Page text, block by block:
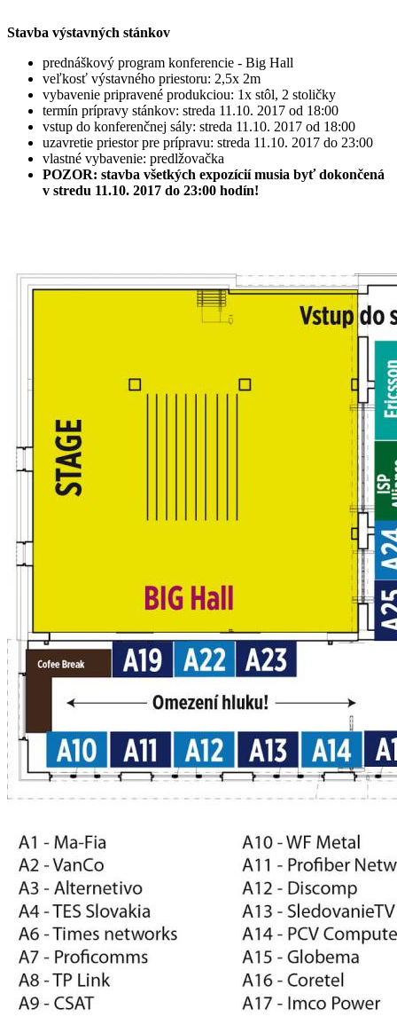
Stavba výstavných stánkov
prednáškový program konferencie - Big Hall
veľkosť výstavného priestoru: 2,5x 2m
vybavenie pripravené produkciou: 1x stôl, 2 stoličky
termín prípravy stánkov: streda 11.10. 2017 od 18:00
vstup do konferenčnej sály: streda 11.10. 2017 od 18:00
uzavretie priestor pre prípravu: streda 11.10. 2017 do 23:00
vlastné vybavenie: predlžovačka
POZOR: stavba všetkých expozícií musia byť dokončená
v stredu 11.10. 2017 do 23:00 hodín!